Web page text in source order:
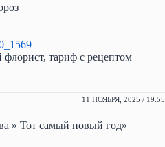
тариф с рецептом
11 НОЯБРЯ, 2025 / 19:55
» Тот самый новый год»